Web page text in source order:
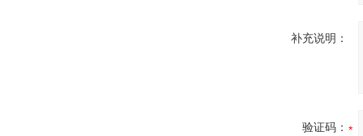
补充说明：
验证码：